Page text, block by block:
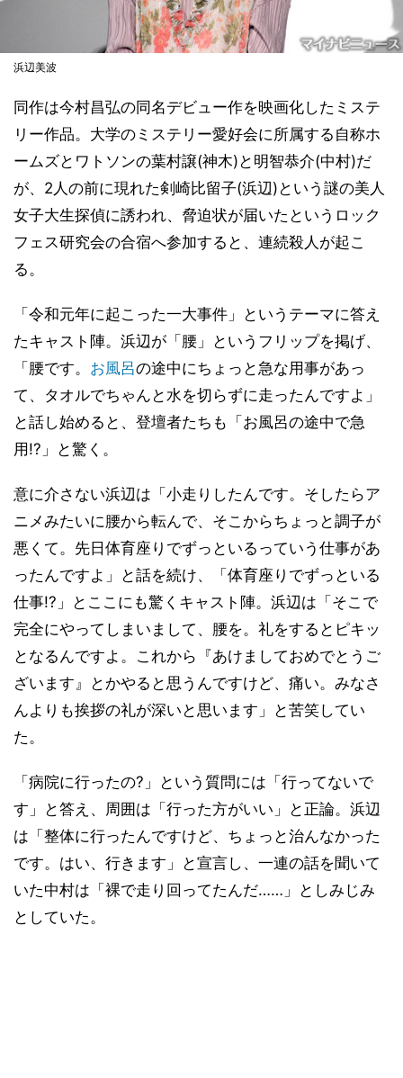
浜辺美波
同作は今村昌弘の同名デビュー作を映画化したミステ
リー作品。大学のミステリー愛好会に所属する自称ホ
ームズとワトソンの葉村譲(神木)と明智恭介(中村)だ
が、2人の前に現れた剣崎比留子(浜辺)という謎の美人
女子大生探偵に誘われ、脅迫状が届いたというロック
フェス研究会の合宿へ参加すると、連続殺人が起こ
る。
「令和元年に起こった一大事件」というテーマに答え
たキャスト陣。浜辺が「腰」というフリップを掲げ、
「腰です。 お風呂の途中にちょっと急な用事があっ
て、タオルでちゃんと水を切らずに走ったんですよ」
と話し始めると、登壇者たちも「お風呂の途中で急
用!?」と驚く。
意に介さない浜辺は「小走りしたんです。そしたらア
ニメみたいに腰から転んで、そこからちょっと調子が
悪くて。先日体育座りでずっといるっていう仕事があ
ったんですよ」と話を続け、「体育座りでずっといる
仕事!?」とここにも驚くキャスト陣。浜辺は「そこで
完全にやってしまいまして、腰を。礼をするとピキッ
となるんですよ。これから『あけましておめでとうご
ざいます』とかやると思うんですけど、痛い。みなさ
んよりも挨拶の礼が深いと思います」と苦笑してい
た。
「病院に行ったの?」という質問には「行ってないで
す」と答え、周囲は「行った方がいい」と正論。浜辺
は「整体に行ったんですけど、ちょっと治んなかった
です。はい、行きます」と宣言し、一連の話を聞いて
いた中村は「裸で走り回ってたんだ……」としみじみ
としていた。